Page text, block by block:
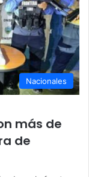
Nacionales
más de
de